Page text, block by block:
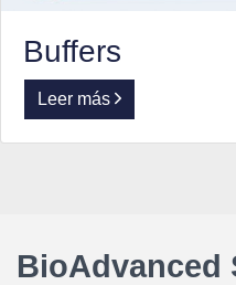
Buffers
Leer más
BioAdvanced